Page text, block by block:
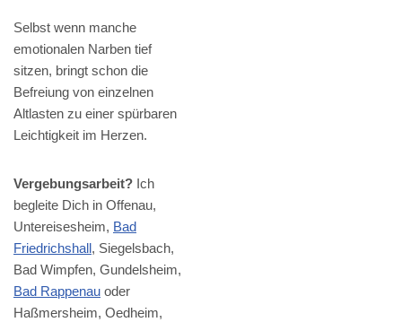
Selbst wenn manche
emotionalen Narben tief
sitzen, bringt schon die
Befreiung von einzelnen
Altlasten zu einer spürbaren
Leichtigkeit im Herzen.
Vergebungsarbeit? Ich
begleite Dich in Offenau,
Untereisesheim, Bad
Friedrichshall, Siegelsbach,
Bad Wimpfen, Gundelsheim,
Bad Rappenau oder
Haßmersheim, Oedheim,